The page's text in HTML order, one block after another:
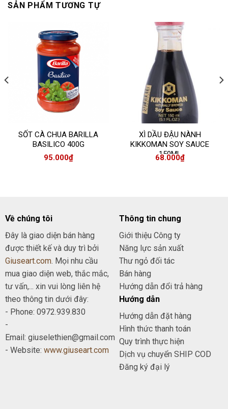
SẢN PHẨM TƯƠNG TỰ
SỐT CÀ CHUA BARILLA
BASILICO 400G
95.000₫
XÌ DẦU ĐẬU NÀNH
KIKKOMAN SOY SAUCE
150ML
68.000₫
Về chúng tôi
Đây là giao diện bán hàng
được thiết kế và duy trì bởi
Giuseart.com. Mọi nhu cầu
mua giao diện web, thắc mắc,
tư vấn,... xin vui lòng liên hệ
theo thông tin dưới đây:
- Phone: 0972.939.830
-
Email: giuselethien@gmail.com
- Website: www.giuseart.com
Thông tin chung
Giới thiệu Công ty
Năng lực sản xuất
Thư ngỏ đối tác
Bán hàng
Hướng dẫn đổi trả hàng
Hướng dẫn
Hướng dẫn đặt hàng
Hình thức thanh toán
Quy trình thực hiện
Dịch vụ chuyển SHIP COD
Đăng ký đại lý